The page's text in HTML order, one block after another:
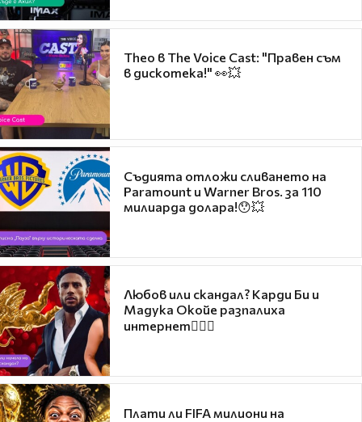
Theo в The Voice Cast: "Правен съм
в дискотека!" 👀💥
Съдията отложи сливането на
Paramount и Warner Bros. за 110
милиарда долара!😯💥
Любов или скандал? Карди Би и
Мадука Окойе разпалиха
интернет❤️‍🔥🔥
Плати ли FIFA милиони на